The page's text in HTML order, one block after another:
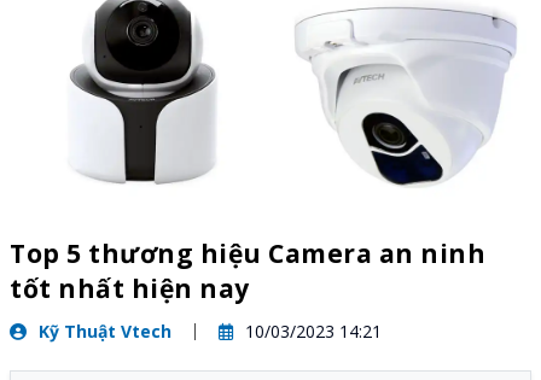
Top 5 thương hiệu Camera an ninh
tốt nhất hiện nay
Kỹ Thuật Vtech 10/03/2023 14:21